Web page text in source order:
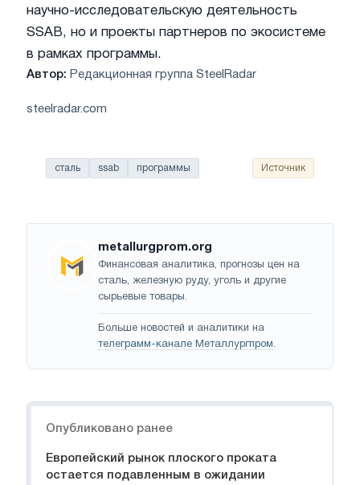
научно-исследовательскую деятельность
SSAB, но и проекты партнеров по экосистеме
в рамках программы.
Автор: Редакционная группа SteelRadar
steelradar.com
сталь ssab программы Источник
metallurgprom.org
Финансовая аналитика, прогнозы цен на
сталь, железную руду, уголь и другие
сырьевые товары.
Больше новостей и аналитики на
телеграмм-канале Металлургпром.
Опубликовано ранее
Европейский рынок плоского проката
остается подавленным в ожидании